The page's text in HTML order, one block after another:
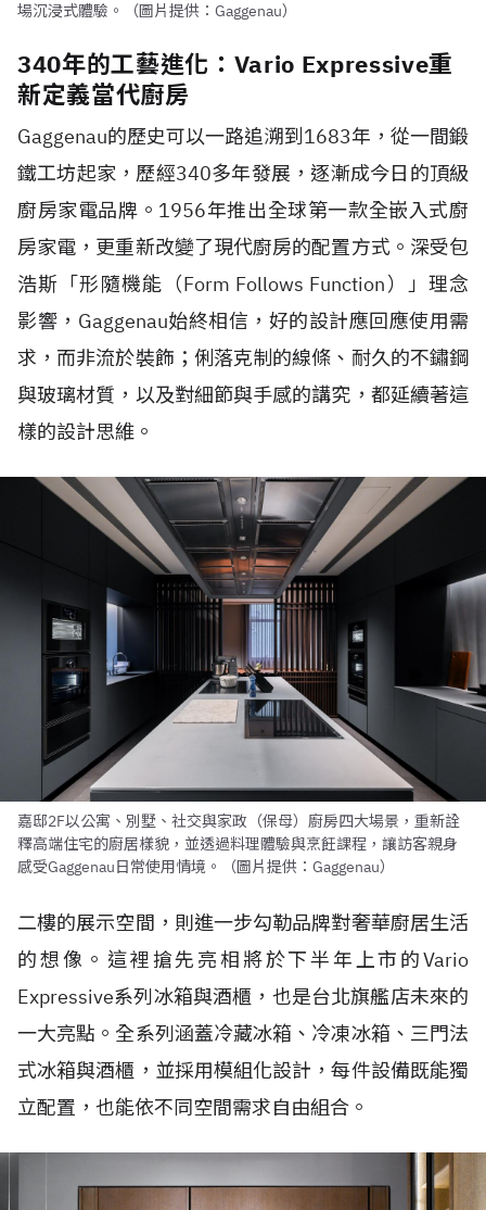
場沉浸式體驗。（圖片提供：Gaggenau）
340年的工藝進化：Vario Expressive重
新定義當代廚房
Gaggenau的歷史可以一路追溯到1683年，從一間鍛
鐵工坊起家，歷經340多年發展，逐漸成今日的頂級
廚房家電品牌。1956年推出全球第一款全嵌入式廚
房家電，更重新改變了現代廚房的配置方式。深受包
浩斯「形隨機能（Form Follows Function）」理念
影響，Gaggenau始終相信，好的設計應回應使用需
求，而非流於裝飾；俐落克制的線條、耐久的不鏽鋼
與玻璃材質，以及對細節與手感的講究，都延續著這
樣的設計思維。
嘉邸2F以公寓、別墅、社交與家政（保母）廚房四大場景，重新詮
釋高端住宅的廚居樣貌，並透過料理體驗與烹飪課程，讓訪客親身
感受Gaggenau日常使用情境。（圖片提供：Gaggenau）
二樓的展示空間，則進一步勾勒品牌對奢華廚居生活
的想像。這裡搶先亮相將於下半年上市的Vario
Expressive系列冰箱與酒櫃，也是台北旗艦店未來的
一大亮點。全系列涵蓋冷藏冰箱、冷凍冰箱、三門法
式冰箱與酒櫃，並採用模組化設計，每件設備既能獨
立配置，也能依不同空間需求自由組合。